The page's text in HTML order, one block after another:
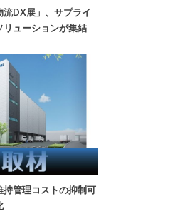
流DX展」、サプライ
ューションが集結
持管理コストの抑制可